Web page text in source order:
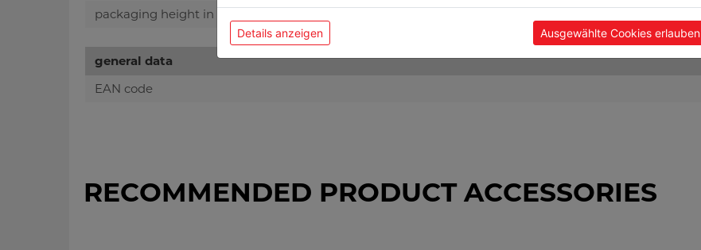
packaging height in mm
general data
EAN code
RECOMMENDED PRODUCT ACCESSORIES
Details anzeigen Ausgewählte Cookies erlauben